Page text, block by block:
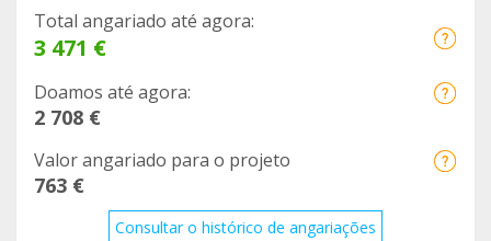
Total angariado até agora:
3 471 €
Doamos até agora:
2 708 €
Valor angariado para o projeto
763 €
Consultar o histórico de angariações